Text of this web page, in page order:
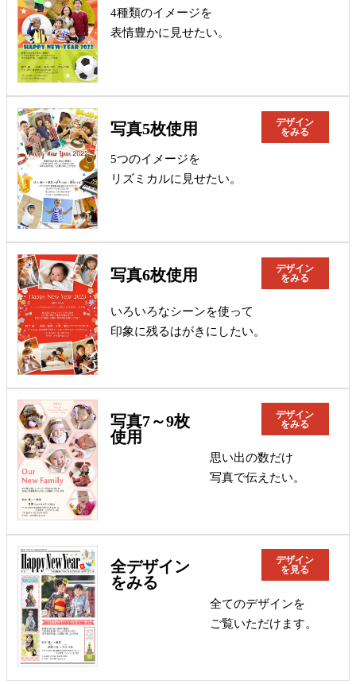
4種類のイメージを
表情豊かに見せたい。
写真5枚使用
デザイン
をみる
5つのイメージを
リズミカルに見せたい。
写真6枚使用
デザイン
をみる
いろいろなシーンを使って
印象に残るはがきにしたい。
写真7～9枚
使用
デザイン
をみる
思い出の数だけ
写真で伝えたい。
全デザイン
をみる
デザイン
を見る
全てのデザインを
ご覧いただけます。